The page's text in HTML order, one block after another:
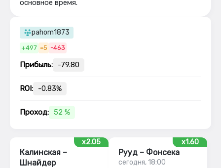
основное время.
pahom1873
+497 =5 -463
Прибыль: -79.80
ROI: -0.83%
Проход: 52 %
x2.05
Калинская –
Шнайдер
x1.60
Рууд – Фонсека
сегодня, 18:00